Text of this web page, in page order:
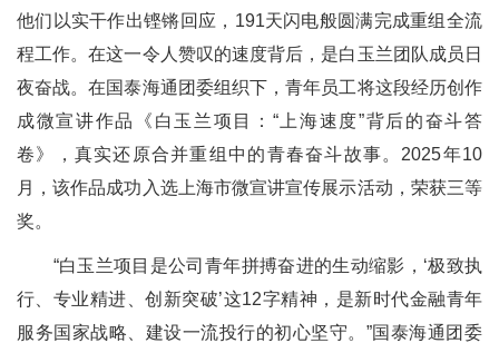
他们以实干作出铿锵回应，191天闪电般圆满完成重组全流
程工作。在这一令人赞叹的速度背后，是白玉兰团队成员日
夜奋战。在国泰海通团委组织下，青年员工将这段经历创作
成微宣讲作品《白玉兰项目：“上海速度”背后的奋斗答
卷》，真实还原合并重组中的青春奋斗故事。2025年10
月，该作品成功入选上海市微宣讲宣传展示活动，荣获三等
奖。
“白玉兰项目是公司青年拼搏奋进的生动缩影，‘极致执
行、专业精进、创新突破’这12字精神，是新时代金融青年
服务国家战略、建设一流投行的初心坚守。”国泰海通团委